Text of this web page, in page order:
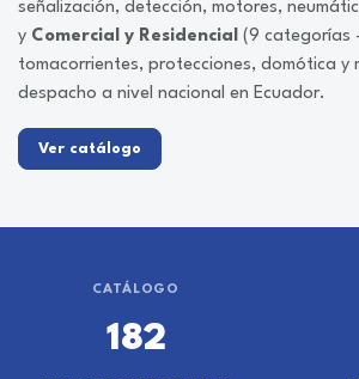
señalización, detección, motores,
y Comercial y Residencial (9 categorías
tomacorrientes, protecciones, domótica y
despacho a nivel nacional en Ecuador.
Ver catálogo
CATÁLOGO
182